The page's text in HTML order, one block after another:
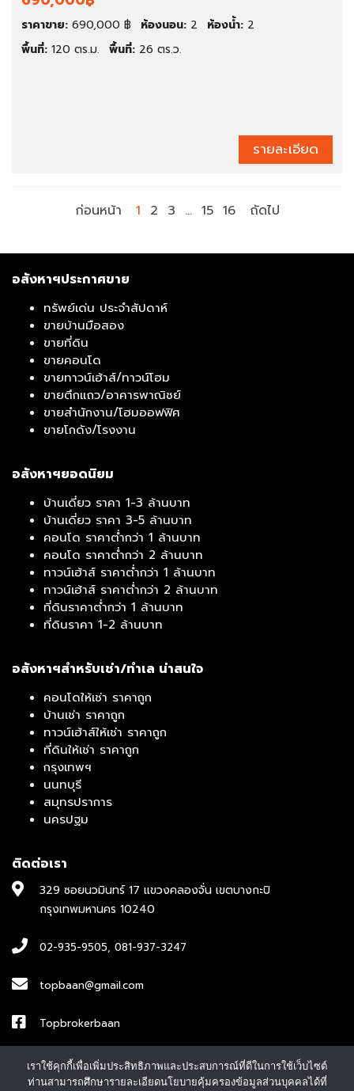
ราคาขาย: 690,000 ฿ ห้องนอน: 2 ห้องน้ำ: 2
พื้นที่: 120 ตร.ม. พื้นที่: 26 ตร.ว.
รายละเอียด
ก่อนหน้า 1 2 3 … 15 16 ถัดไป
อสังหาฯประกาศขาย
ทรัพย์เด่น ประจำสัปดาห์
ขายบ้านมือสอง
ขายที่ดิน
ขายคอนโด
ขายทาวน์เฮ้าส์/ทาวน์โฮม
ขายตึกแถว/อาคารพาณิชย์
ขายสำนักงาน/โฮมออฟฟิศ
ขายโกดัง/โรงงาน
อสังหาฯยอดนิยม
บ้านเดี่ยว ราคา 1-3 ล้านบาท
บ้านเดี่ยว ราคา 3-5 ล้านบาท
คอนโด ราคาต่ำกว่า 1 ล้านบาท
คอนโด ราคาต่ำกว่า 2 ล้านบาท
ทาวน์เฮ้าส์ ราคาต่ำกว่า 1 ล้านบาท
ทาวน์เฮ้าส์ ราคาต่ำกว่า 2 ล้านบาท
ที่ดินราคาต่ำกว่า 1 ล้านบาท
ที่ดินราคา 1-2 ล้านบาท
อสังหาฯสำหรับเช่า/ทำเล น่าสนใจ
คอนโดให้เช่า ราคาถูก
บ้านเช่า ราคาถูก
ทาวน์เฮ้าส์ให้เช่า ราคาถูก
ที่ดินให้เช่า ราคาถูก
กรุงเทพฯ
นนทบุรี
สมุทรปราการ
นครปฐม
ติดต่อเรา
329 ซอยนวมินทร์ 17 แขวงคลองจั่น เขตบางกะปิ
กรุงเทพมหานคร 10240
02-935-9505, 081-937-3247
topbaan@gmail.com
Topbrokerbaan
ID : topbroker1
เราใช้คุกกี้เพื่อเพิ่มประสิทธิภาพและประสบการณ์ที่ดีในการใช้เว็บไซต์
ท่านสามารถศึกษารายละเอียดนโยบายคุ้มครองข้อมูลส่วนบุคคลได้ที่